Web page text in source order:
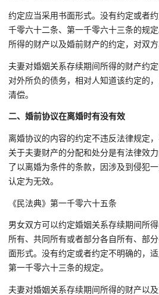
约定应当采用书面形式。没有约定或者
千零六十二条、第一千零六十三条的规
所得的财产以及婚前财产的约定，对双方
夫妻对婚姻关系存续期间所得的财产约
对外所负的债务，相对人知道该约定的
清偿。
二、婚前协议在离婚时有没有效
离婚协议的内容的约定不违反法律规定
关于夫妻财产的分配和处分是有法律效
了以离婚为条件的条款，因涉及到侵犯
认定为无效。
《民法典》第一千零六十五条
男女双方可以约定婚姻关系存续期间所
所有、共同所有或者部分各自所有、部
面形式。没有约定或者约定不明确的，
第一千零六十三条的规定。
夫妻对婚姻关系存续期间所得的财产以